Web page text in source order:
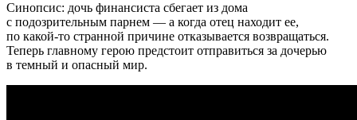
Синопсис: дочь финансиста сбегает из дома
с подозрительным парнем — а когда отец находит ее,
по какой-то странной причине отказывается возвращаться.
Теперь главному герою предстоит отправиться за дочерью
в темный и опасный мир.